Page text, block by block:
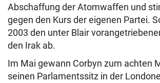
Abschaffung der Atomwaffen und
gegen den Kurs der eigenen Partei.
2003 den unter Blair
den Irak ab.
Im Mai gewann Corbyn zum achten
seinen Parlamentssitz in der